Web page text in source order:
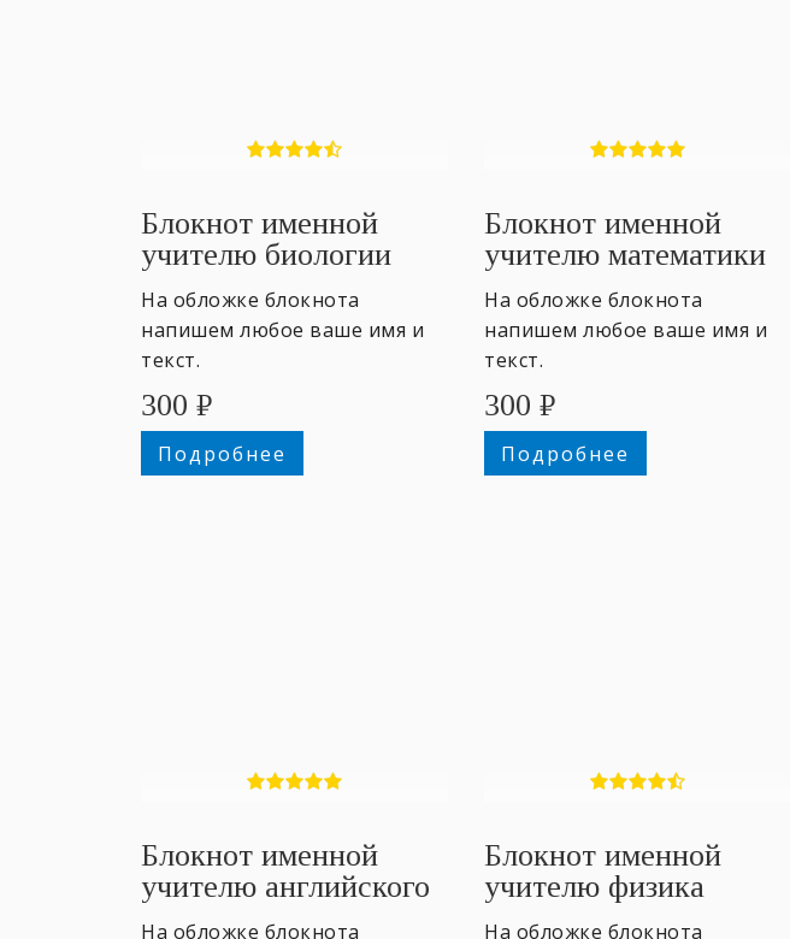
Блокнот именной
учителю биологии
На обложке блокнота
напишем любое ваше имя и
текст.
300 ₽
Подробнее
Блокнот именной
учителю математики
На обложке блокнота
напишем любое ваше имя и
текст.
300 ₽
Подробнее
Блокнот именной
учителю английского
#1
На обложке блокнота
Блокнот именной
учителю физика
На обложке блокнота